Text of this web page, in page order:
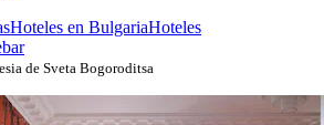
Hoteles en BulgariaHoteles
de Sveta Bogoroditsa